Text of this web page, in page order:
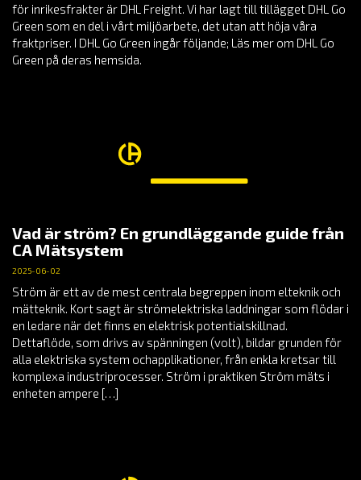
för inrikesfrakter är DHL Freight. Vi har lagt till tillägget DHL Go
Green som en del i vårt miljöarbete, det utan att höja våra
fraktpriser. I DHL Go Green ingår följande; Läs mer om DHL Go
Green på deras hemsida.
Vad är ström? En grundläggande guide från
CA Mätsystem
2025-06-02
Ström är ett av de mest centrala begreppen inom elteknik och
mätteknik. Kort sagt är strömelektriska laddningar som flödar i
en ledare när det finns en elektrisk potentialskillnad.
Dettaflöde, som drivs av spänningen (volt), bildar grunden för
alla elektriska system ochapplikationer, från enkla kretsar till
komplexa industriprocesser. Ström i praktiken Ström mäts i
enheten ampere […]